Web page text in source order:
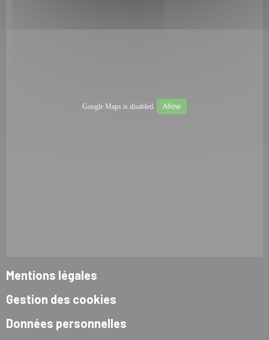
Google Maps is disabled. Allow
Mentions légales
Gestion des cookies
Données personnelles